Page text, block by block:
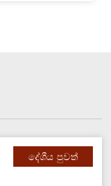
දේශීය පුවත්